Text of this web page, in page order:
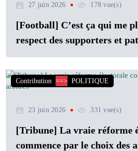
27 juin 2026 178 vue(s)
[Football] C’est ça qui me
respect des supporters et
Contribution ==> POLITIQUE
23 juin 2026 331 vue(s)
[Tribune] La vraie réforme
commence par le choix des